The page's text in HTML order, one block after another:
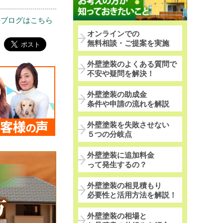
ログはこちら
オンラインでの
無料相談・ご提案を実施
外壁塗装のよくある質問で
不安や疑問を解決！
外壁塗装の助成金
条件や申請の流れを解説
外壁塗装を失敗させない
５つの分岐点
外壁塗装に追加料金
って発生するの？
外壁塗装の相見積もり
必要性と活用方法を解説！
外壁塗装の相場と